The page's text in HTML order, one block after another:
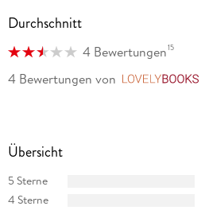
Durchschnitt
4 Bewertungen15
4 Bewertungen von
Übersicht
5 Sterne
4 Sterne